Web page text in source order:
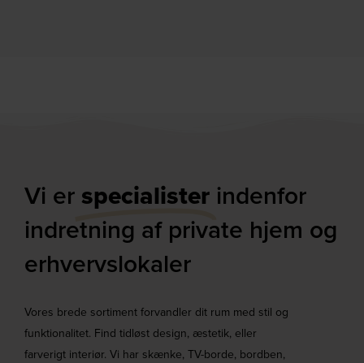
Vi er specialister indenfor
indretning af private hjem og
erhvervslokaler​
Vores brede sortiment forvandler dit rum med stil og
funktionalitet. Find tidløst design, æstetik, eller
farverigt interiør. Vi har skænke, TV-borde, bordben,